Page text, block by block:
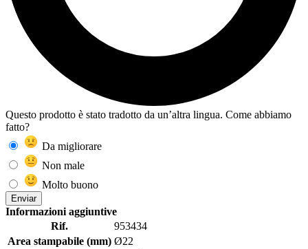
Questo prodotto è stato tradotto da un’altra lingua. Come abbiamo
fatto?
Da migliorare
Non male
Molto buono
Enviar
Informazioni aggiuntive
Rif.
953434
Area stampabile (mm) Ø22